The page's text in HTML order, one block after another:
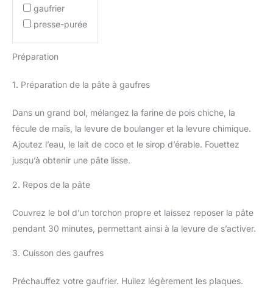
gaufrier
presse-purée
Préparation
1. Préparation de la pâte à gaufres
Dans un grand bol, mélangez la farine de pois chiche, la
fécule de maïs, la levure de boulanger et la levure chimique.
Ajoutez l’eau, le lait de coco et le sirop d’érable. Fouettez
jusqu’à obtenir une pâte lisse.
2. Repos de la pâte
Couvrez le bol d’un torchon propre et laissez reposer la pâte
pendant 30 minutes, permettant ainsi à la levure de s’activer.
3. Cuisson des gaufres
Préchauffez votre gaufrier. Huilez légèrement les plaques.